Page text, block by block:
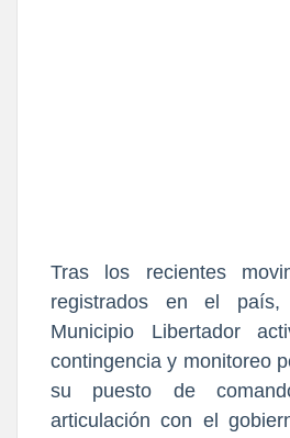
Tras los recientes
registrados en el
Municipio Libertador
contingencia y monitoreo
su puesto de
articulación con el